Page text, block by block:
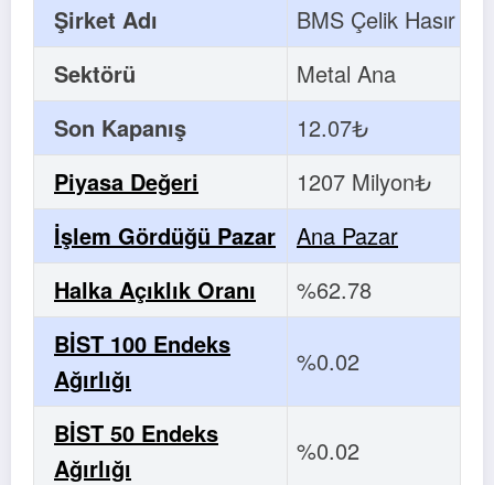
Şirket Adı
BMS Çelik Hasır
Sektörü
Metal Ana
Son Kapanış
12.07₺
Piyasa Değeri
1207 Milyon₺
İşlem Gördüğü Pazar
Ana Pazar
Halka Açıklık Oranı
%62.78
BİST 100 Endeks
Ağırlığı
%0.02
BİST 50 Endeks
Ağırlığı
%0.02